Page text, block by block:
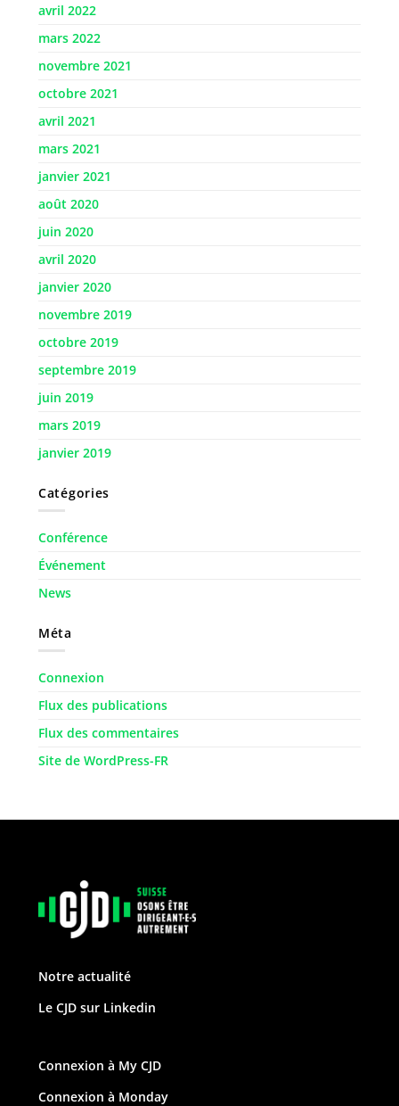
avril 2022
mars 2022
novembre 2021
octobre 2021
avril 2021
mars 2021
janvier 2021
août 2020
juin 2020
avril 2020
janvier 2020
novembre 2019
octobre 2019
septembre 2019
juin 2019
mars 2019
janvier 2019
Catégories
Conférence
Événement
News
Méta
Connexion
Flux des publications
Flux des commentaires
Site de WordPress-FR
Notre actualité
Le CJD sur Linkedin
Connexion à My CJD
Connexion à Monday